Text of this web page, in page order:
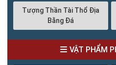
Tượng Thần Tài Thổ Địa
Bằng Đá
VẬT PHẨM